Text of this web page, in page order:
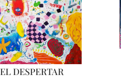
EL DESPERTAR